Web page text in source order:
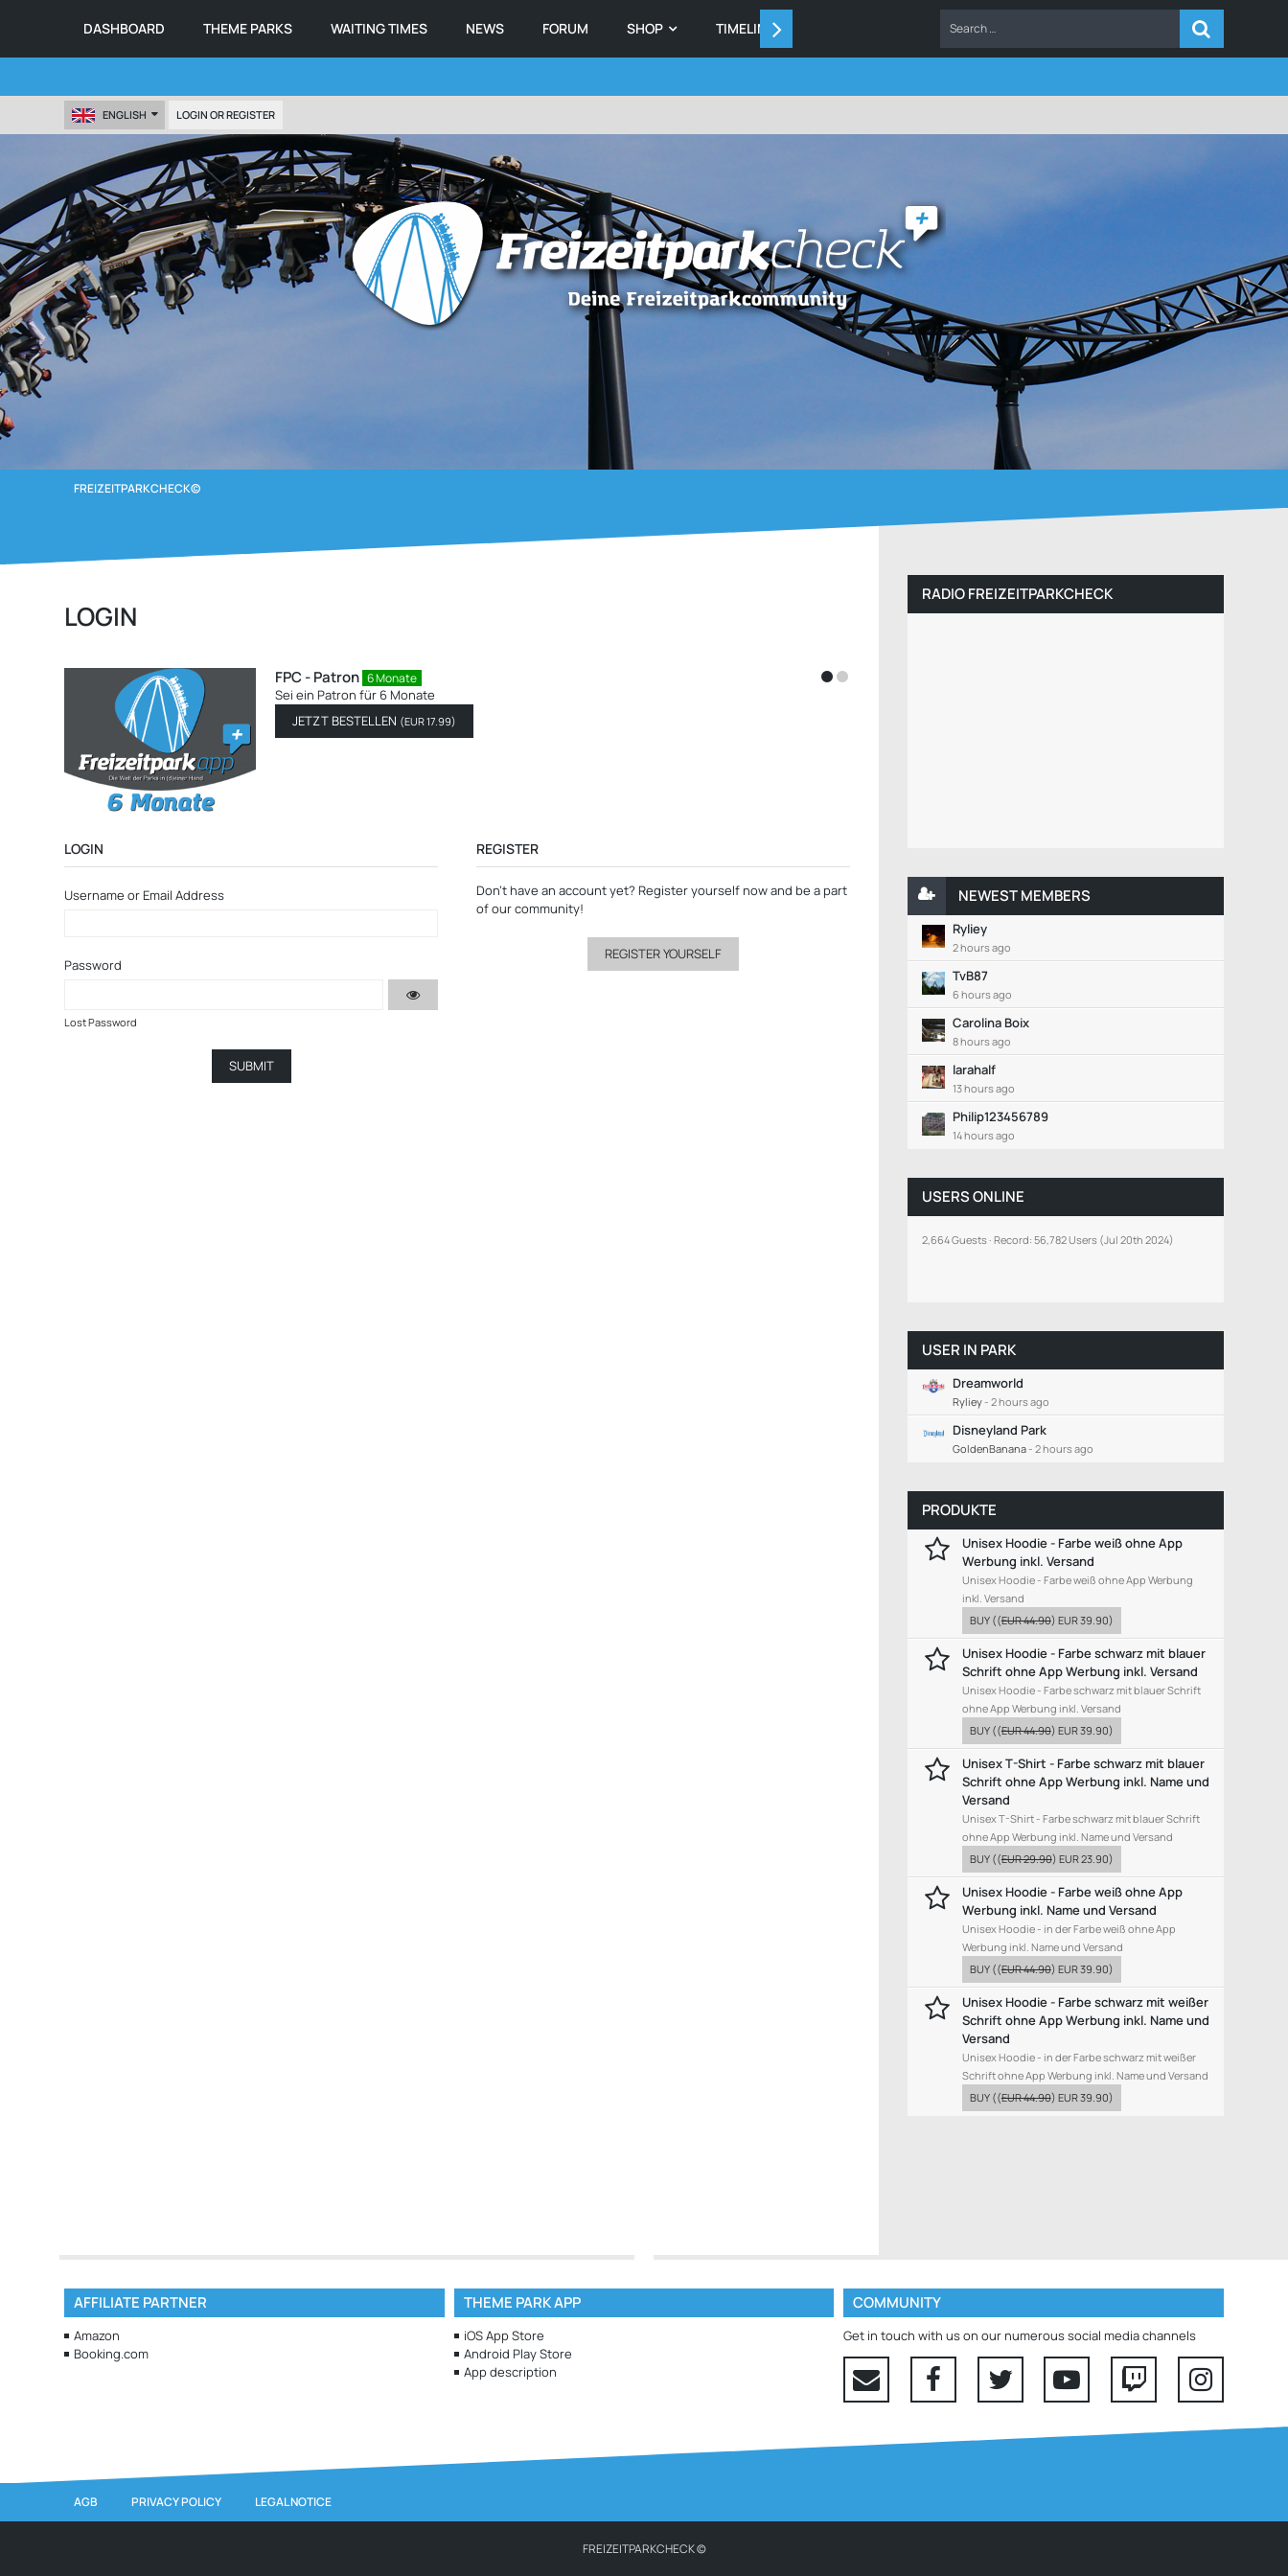
DASHBOARD THEME PARKS WAITING TIMES NEWS FORUM SHOP TIMELINE
ENGLISH LOGIN OR REGISTER
FREIZEITPARKCHECK©
LOGIN
FPC - Patron
Sei ein Patron für 12 Monate
JETZT BESTELLEN
LOGIN
Username or Email Address
Password
Lost Password
REGISTER
Don’t have an account yet? Register yourself nowand be a part
of our community!
REGISTER YOURSELF
RADIO FREIZEITPARKCHECK
NEWEST MEMBERS
Ryliey
2 hours ago
TvB87
6 hours ago
Carolina Boix
8 hours ago
larahalf
13 hours ago
Philip123456789
14 hours ago
USERS ONLINE
2,664 Guests Record: 56,782 Users (Jul 20th 2024)
USER IN PARK
Dreamworld
Ryliey- 2 hours ago
Disneyland Park
GoldenBanana- 2 hours ago
PRODUKTE
Unisex Hoodie - Farbe weiß ohne App
Werbung inkl. Versand
Unisex Hoodie - Farbe weiß ohne App Werbung
inkl. Versand
BUY ((EUR 44.90) EUR 39.90)
Unisex Hoodie - Farbe schwarz mit blauer
Schrift ohne App Werbung inkl. Versand
Unisex Hoodie - Farbe schwarz mit blauer Schrift
ohne App Werbung inkl. Versand
BUY ((EUR 44.90) EUR 39.90)
Unisex T-Shirt - Farbe schwarz mit blauer
Schrift ohne App Werbung inkl. Name und
Versand
Unisex T-Shirt - Farbe schwarz mit blauer Schrift
ohne App Werbung inkl. Name und Versand
BUY ((EUR 29.90) EUR 23.90)
Unisex Hoodie - Farbe weiß ohne App
Werbung inkl. Name und Versand
Unisex Hoodie - in der Farbe weiß ohne App
Werbung inkl. Name und Versand
BUY ((EUR 44.90) EUR 39.90)
Unisex Hoodie - Farbe schwarz mit weißer
Schrift ohne App Werbung inkl. Name und
Versand
Unisex Hoodie - in der Farbe schwarz mit weißer
Schrift ohne App Werbung inkl. Name und Versand
BUY ((EUR 44.90) EUR 39.90)
AFFILIATE PARTNER
Amazon
Booking.com
THEME PARK APP
iOS App Store
Android Play Store
App description
COMMUNITY
Get in touch with us on our numerous social media channels
AGB PRIVACY POLICY LEGAL NOTICE
FREIZEITPARKCHECK ©